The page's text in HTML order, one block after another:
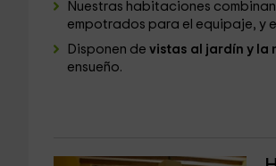
Nuestras habitaciones
empotrados para el equipaje, y
Disponen de vistas al jardín y la
ensueño.